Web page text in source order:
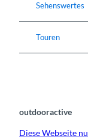
Sehenswertes
Touren
outdooractive
Diese Webseite